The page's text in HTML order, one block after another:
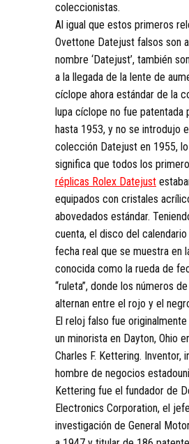
coleccionistas.
Al igual que estos primeros
Ovettone Datejust falsos son
nombre ‘Datejust’, también
a la llegada de la lente de
cíclope ahora estándar de la
lupa cíclope no fue patentada
hasta 1953, y no se introdujo
colección Datejust en 1955,
significa que todos los
réplicas Rolex Datejust
equipados con cristales
abovedados estándar.
cuenta, el disco del
fecha real que se muestra en
conocida como la rueda de
“ruleta”, donde los números
alternan entre el rojo y el
El reloj falso fue
un minorista en Dayton, Ohio
Charles F. Kettering. Inventor,
hombre de negocios
Kettering fue el fundador de
Electronics Corporation, el
investigación de General